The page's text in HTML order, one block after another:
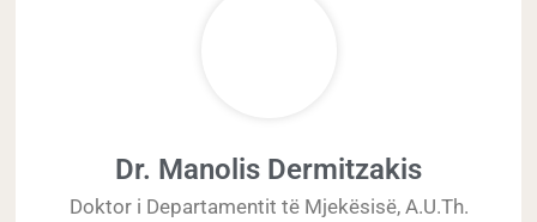
Dr. Manolis Dermitzakis
Doktor i Departamentit të Mjekësisë, A.U.Th.